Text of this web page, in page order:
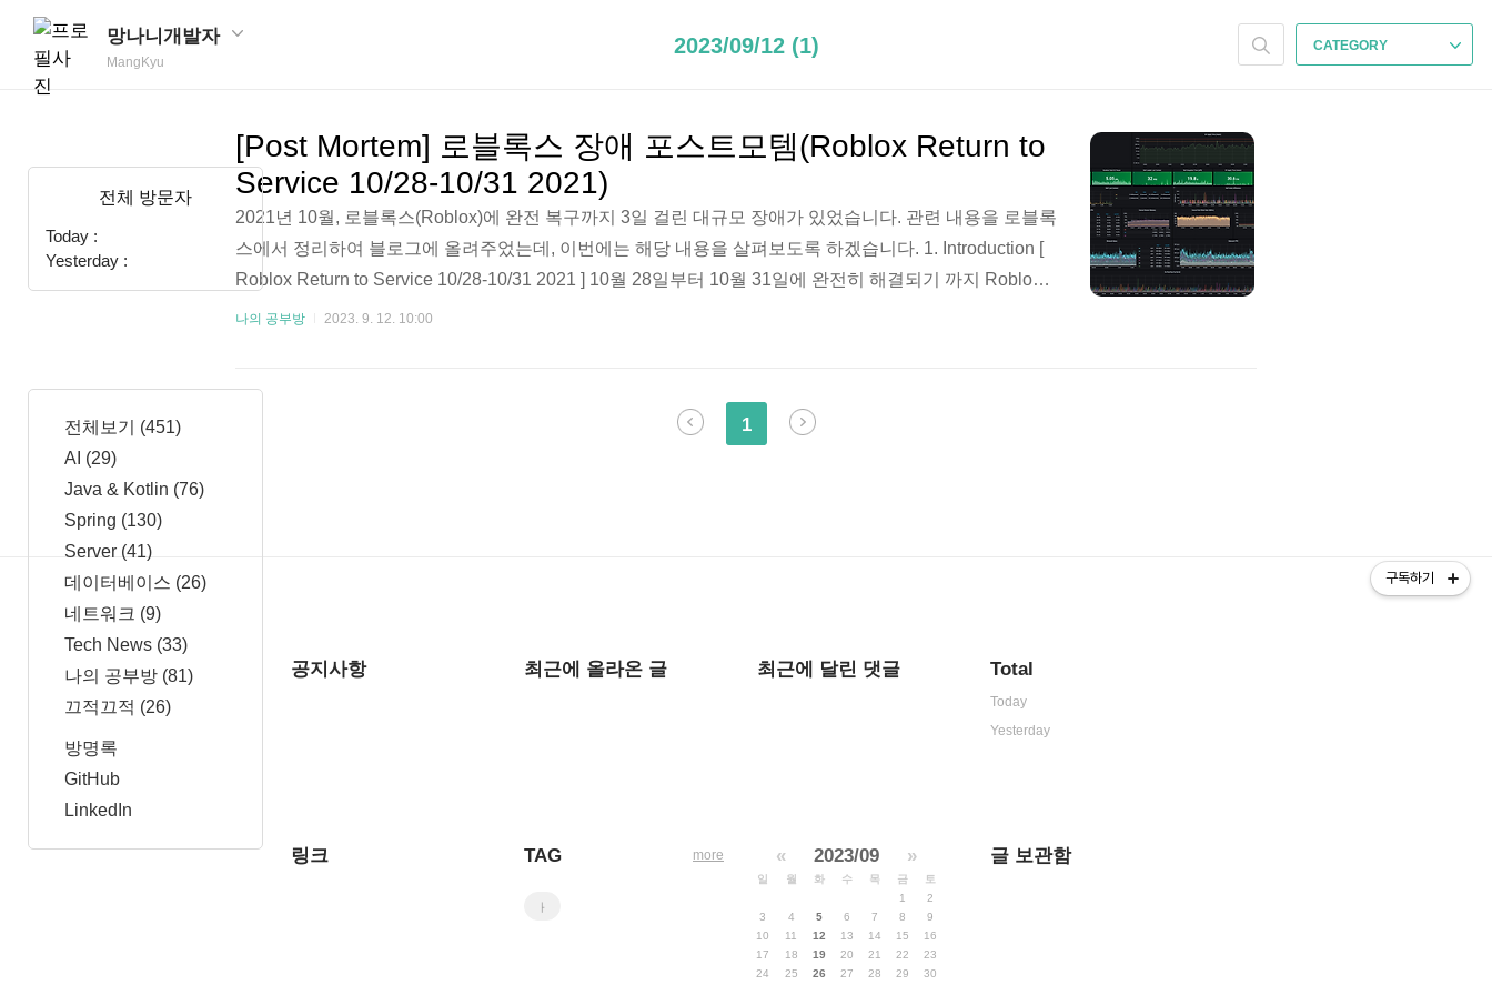
망나니개발자
MangKyu
CATEGORY
2023/09/12 (1)
[Post Mortem] 로블록스 장애 포스트모템(Roblox Return to
Service 10/28-10/31 2021)
2021년 10월, 로블록스(Roblox)에 완전 복구까지 3일 걸린 대규모 장애가 있었습니다. 관련 내용을 로블록
스에서 정리하여 블로그에 올려주었는데, 이번에는 해당 내용을 살펴보도록 하겠습니다. 1. Introduction [
Roblox Return to Service 10/28-10/31 2021 ] 10월 28일부터 10월 31일에 완전히 해결되기 까지 Roblox
는 73시간 서비스 중단을 경험했습니다. 매일 5천만 명의 플레이어가 Roblox를 정기적으로 이용하고 있으
나의 공부방 2023. 9. 12. 10:00
1
공지사항 최근에 올라온 글 최근에 달린 댓글 Total
Today
Yesterday
링크 TAG
ㅏ
more « 2023/09 »
일 월 화 수 목 금
토
1
2
3
4 5 6 7 8
9
10
11 12 13 14 15
16
17
18 19 20 21 22
23
24
25 26 27 28 29 30
글 보관함
구독하기
전체 방문자
Today :
Yesterday :
전체보기 (451)
AI (29)
Java & Kotlin (76)
Spring (130)
Server (41)
데이터베이스 (26)
네트워크 (9)
Tech News (33)
나의 공부방 (81)
끄적끄적 (26)
방명록
GitHub
LinkedIn